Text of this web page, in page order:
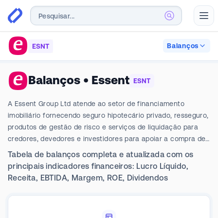
ESNT Balanços
Balanços • Essent ESNT
A Essent Group Ltd atende ao setor de financiamento
imobiliário fornecendo seguro hipotecário privado, resseguro,
produtos de gestão de risco e serviços de liquidação para
credores, devedores e investidores para apoiar a compra de
uma casa. Ele protege credores e investidores hipotecários
cobrindo uma parte do saldo principal não pago de uma
hipoteca e certas despesas relacionadas em caso de
crédito hipotecário, a empresa permite que os credores
Tabela de balanços completa e atualizada com os
principais indicadores financeiros: Lucro Líquido,
Receita, EBTIDA, Margem, ROE, Dividendos